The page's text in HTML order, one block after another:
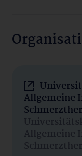
Allgemeine
Allgemeine